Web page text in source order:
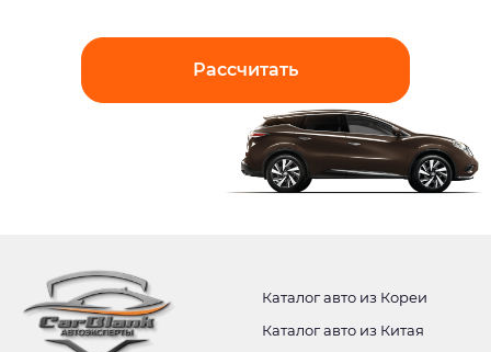
Рассчитать
Каталог авто из Кореи
Каталог авто из Китая